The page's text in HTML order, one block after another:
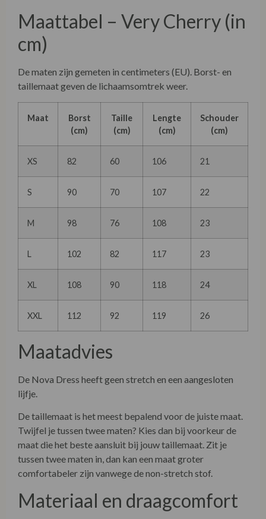
Maattabel – Very Cherry (in
cm)
De maten zijn gemeten in centimeters (EU). Borst- en
taillemaat geven de lichaamsomtrek weer.
Maat
Borst
(cm)
Taille
(cm)
Lengte
(cm)
Schouder
(cm)
XS 82 60 106 21
S 90 70 107 22
M 98 76 108 23
L 102 82 117 23
XL 108 90 118 24
XXL 112 92 119 26
Maatadvies
De Nova Dress heeft geen stretch en een aangesloten
lijfje.
De taillemaat is het meest bepalend voor de juiste maat.
Twijfel je tussen twee maten? Kies dan bij voorkeur de
maat die het beste aansluit bij jouw taillemaat. Zit je
tussen twee maten in, dan kan een maat groter
comfortabeler zijn vanwege de non-stretch stof.
Materiaal en draagcomfort